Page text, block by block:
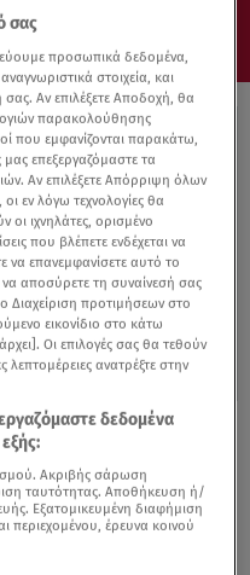
Εκανε
σε
σας
προσωπικά δεδομένα,
στοιχεία, και
Αν επιλέξετε Αποδοχή, θα
παρακολούθησης
που εμφανίζονται παρακάτω,
μας επεξεργαζόμαστε τα
Αν επιλέξετε Απόρριψη όλων
εν λόγω τεχνολογίες θα
οι ιχνηλάτες, ορισμένο
που βλέπετε ενδέχεται να
να επανεμφανίσετε αυτό το
να αποσύρετε τη συναίνεσή σας
προτιμήσεων στο
εικονίδιο στο κάτω
Οι επιλογές σας θα τεθούν
λεπτομέρειες ανατρέξτε στην
δεδομένα
Ακριβής σάρωση
ταυτότητας. Αποθήκευση ή/
Εξατομικευμένη διαφήμιση
περιεχομένου, έρευνα κοινού